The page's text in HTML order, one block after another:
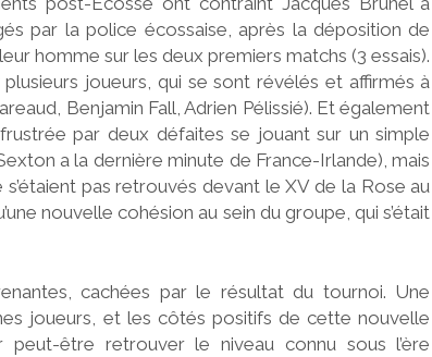
par la police écossaise, après la déposition de
homme sur les deux premiers matchs (3 essais).
joueurs, qui se sont révélés et affirmés à
Benjamin Fall, Adrien Pélissié). Et également
par deux défaites se jouant sur un simple
a la dernière minute de France-Irlande), mais
pas retrouvés devant le XV de la Rose au
nouvelle cohésion au sein du groupe, qui s’était
cachées par le résultat du tournoi. Une
joueurs, et les côtés positifs de cette nouvelle
être retrouver le niveau connu sous l’ère